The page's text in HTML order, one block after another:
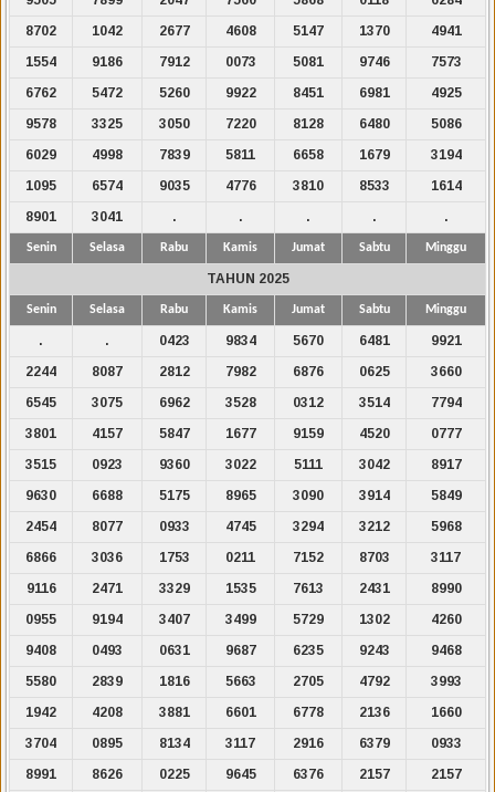
8702
1042 2677 4608 5147 1370
4941
1554
9186 7912 0073 5081 9746
7573
6762
5472 5260 9922 8451 6981
4925
9578
3325 3050 7220 8128 6480
5086
6029
4998 7839 5811 6658 1679
3194
1095
6574 9035 4776 3810 8533
1614
8901
3041 . . . . .
Senin Selasa Rabu Kamis Jumat Sabtu Minggu
TAHUN 2025
Senin Selasa Rabu Kamis Jumat Sabtu Minggu
. . 0423 9834 5670 6481
9921
2244
8087 2812 7982 6876 0625
3660
6545
3075 6962 3528 0312 3514
7794
3801
4157 5847 1677 9159 4520
0777
3515
0923 9360 3022 5111 3042
8917
9630
6688 5175 8965 3090 3914
5849
2454
8077 0933 4745 3294 3212
5968
6866
3036 1753 0211 7152 8703
3117
9116
2471 3329 1535 7613 2431
8990
0955
9194 3407 3499 5729 1302
4260
9408
0493 0631 9687 6235 9243
9468
5580
2839 1816 5663 2705 4792
3993
1942
4208 3881 6601 6778 2136
1660
3704
0895 8134 3117 2916 6379
0933
8991
8626 0225 9645 6376 2157
2157